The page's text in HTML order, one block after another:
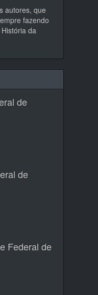
autores, que
fazendo
da
de
de
Federal de